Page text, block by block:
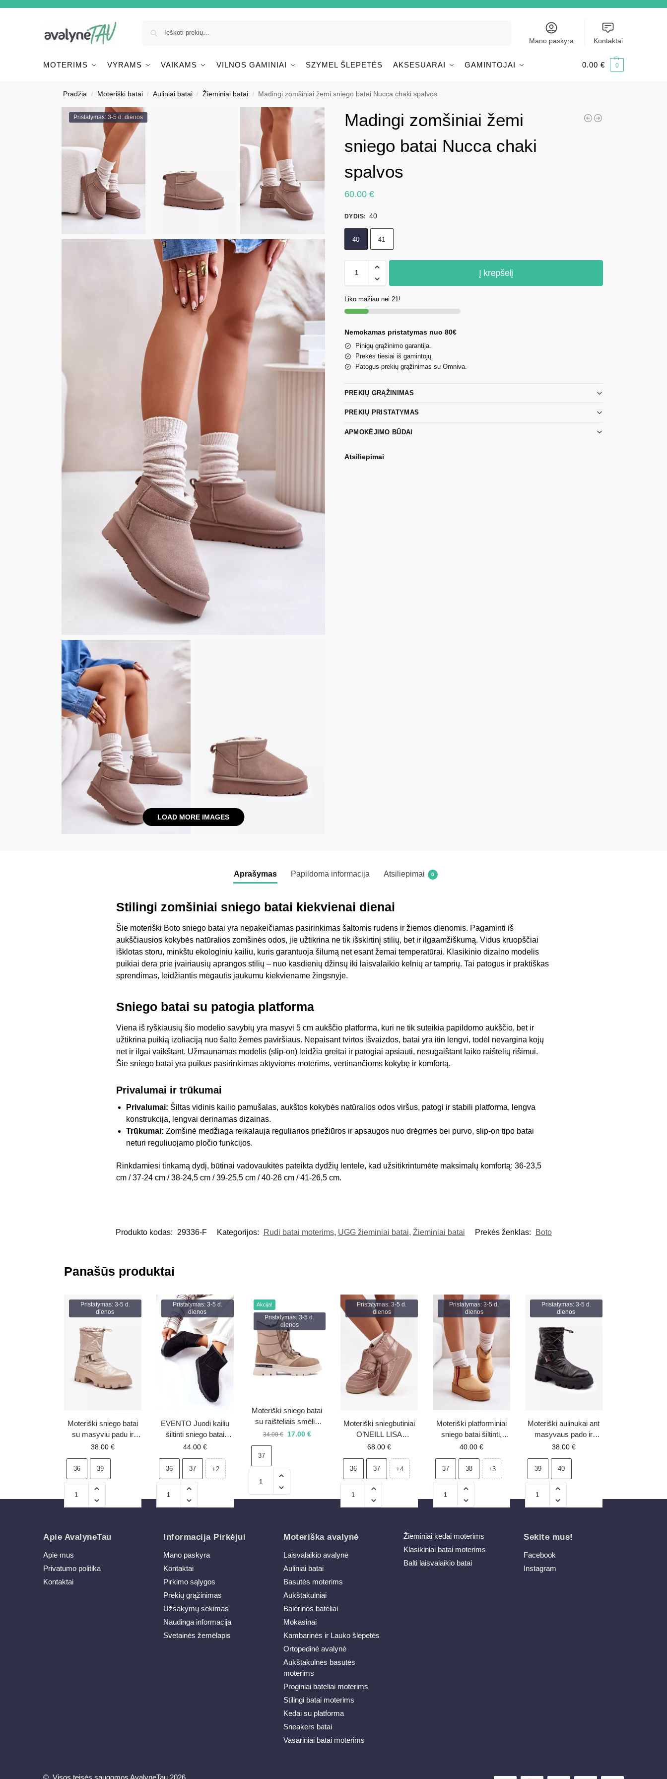
Mano paskyra Kontaktai
MOTERIMS VYRAMS VAIKAMS VILNOS GAMINIAI SZYMEL ŠLEPETĖS AKSESUARAI GAMINTOJAI 0.00 € 0
Pradžia / Moteriški batai / Auliniai batai / Žieminiai batai / Madingi zomšiniai žemi sniego batai Nucca chaki spalvos
Pristatymas: 3-5 d. dienos
LOAD MORE IMAGES
Madingi zomšiniai žemi
sniego batai Nucca chaki
spalvos
60.00 €
DYDIS: 40
40 41
Į krepšelį
Liko mažiau nei 21!
Nemokamas pristatymas nuo 80€
Pinigų grąžinimo garantija.
Prekės tiesiai iš gamintojų.
Patogus prekių grąžinimas su Omniva.
PREKIŲ GRĄŽINIMAS
PREKIŲ PRISTATYMAS
APMOKĖJIMO BŪDAI
Atsiliepimai
Aprašymas Papildoma informacija Atsiliepimai 0
Stilingi zomšiniai sniego batai kiekvienai dienai
Šie moteriški Boto sniego batai yra nepakeičiamas pasirinkimas šaltomis rudens ir žiemos dienomis. Pagaminti iš
aukščiausios kokybės natūralios zomšinės odos, jie užtikrina ne tik išskirtinį stilių, bet ir ilgaamžiškumą. Vidus kruopščiai
išklotas storu, minkštu ekologiniu kailiu, kuris garantuoja šilumą net esant žemai temperatūrai. Klasikinio dizaino modelis
puikiai dera prie įvairiausių aprangos stilių – nuo kasdienių džinsų iki laisvalaikio kelnių ar tamprių. Tai patogus ir praktiškas
sprendimas, leidžiantis mėgautis jaukumu kiekviename žingsnyje.
Sniego batai su patogia platforma
Viena iš ryškiausių šio modelio savybių yra masyvi 5 cm aukščio platforma, kuri ne tik suteikia papildomo aukščio, bet ir
užtikrina puikią izoliaciją nuo šalto žemės paviršiaus. Nepaisant tvirtos išvaizdos, batai yra itin lengvi, todėl nevargina kojų
net ir ilgai vaikštant. Užmaunamas modelis (slip-on) leidžia greitai ir patogiai apsiauti, nesugaištant laiko raištelių rišimui.
Šie sniego batai yra puikus pasirinkimas aktyvioms moterims, vertinančioms kokybę ir komfortą.
Privalumai ir trūkumai
Privalumai: Šiltas vidinis kailio pamušalas, aukštos kokybės natūralios odos viršus, patogi ir stabili platforma, lengva
konstrukcija, lengvai derinamas dizainas.
Trūkumai: Zomšinė medžiaga reikalauja reguliarios priežiūros ir apsaugos nuo drėgmės bei purvo, slip-on tipo batai
neturi reguliuojamo pločio funkcijos.
Rinkdamiesi tinkamą dydį, būtinai vadovaukitės pateikta dydžių lentele, kad užsitikrintumėte maksimalų komfortą: 36-23,5
cm / 37-24 cm / 38-24,5 cm / 39-25,5 cm / 40-26 cm / 41-26,5 cm.
Produkto kodas: 29336-F Kategorijos: Rudi batai moterims, UGG žieminiai batai, Žieminiai batai Prekės ženklas: Boto
Panašūs produktai
Pristatymas: 3-5 d.
dienos
Moteriški sniego batai
su masyviu padu ir
plokščiu kulnu, smėlio
38.00 €
36 39
Pristatymas: 3-5 d.
dienos
EVENTO Juodi kailiu
šiltinti sniego batai
Vicandi
44.00 €
36 37 +2
Akcija!
Pristatymas: 3-5 d.
dienos
Moteriški sniego batai
su raišteliais smėlio
spalvos – 37 –
34.00€ 17.00 €
37
Pristatymas: 3-5 d.
dienos
Moteriški sniegbutiniai
O’NEILL LISA
CHELSEA WOMEN
rožiniai
68.00€
36 37 +4
Pristatymas: 3-5 d.
dienos
Moteriški platforminiai
sniego batai šiltinti,
Camel spalvos,
40.00€
37 38 +3
Pristatymas: 3-5 d.
dienos
Moteriški aulinukai ant
masyvaus pado ir
plokščio kulno juodi
38.00 €
39 40
Apie AvalyneTau
Apie mus
Privatumo politika
Kontaktai
Informacija Pirkėjui
Mano paskyra
Kontaktai
Pirkimo sąlygos
Prekių grąžinimas
Užsakymų sekimas
Naudinga informacija
Svetainės žemėlapis
Moteriška avalynė
Laisvalaikio avalynė
Auliniai batai
Basutės moterims
Aukštakulniai
Balerinos bateliai
Mokasinai
Kambarinės ir Lauko šlepetės
Ortopedinė avalynė
Aukštakulnės basutės
moterims
Proginiai bateliai moterims
Stilingi batai moterims
Kedai su platforma
Sneakers batai
Vasariniai batai moterims
Žieminiai kedai moterims
Klasikiniai batai moterims
Balti laisvalaikio batai
Sekite mus!
Facebook
Instagram
© Visos teisės saugomos AvalyneTau 2026